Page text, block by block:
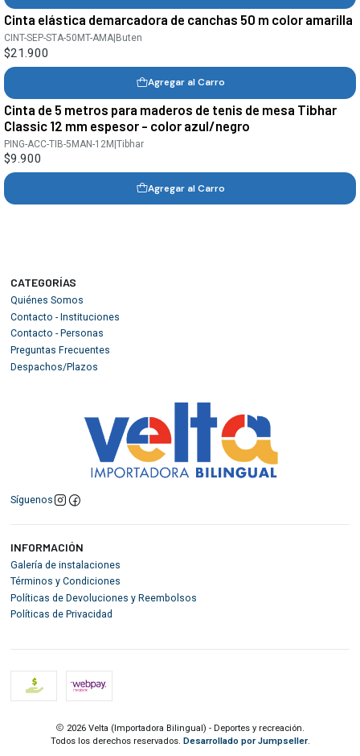
Cinta elástica demarcadora de canchas 50 m color amarilla
CINT-SEP-STA-50MT-AMA Buten
$21.900
Agregar al Carro
Cinta de 5 metros para maderos de tenis de mesa Tibhar
Classic 12 mm espesor - color azul/negro
PING-ACC-TIB-5MAN-12M|Tibhar
$9.900
Agregar al Carro
CATEGORÍAS
Quiénes Somos
Contacto - Instituciones
Contacto - Personas
Preguntas Frecuentes
Despachos/Plazos
Síguenos
INFORMACIÓN
Galería de instalaciones
Términos y Condiciones
Políticas de Devoluciones y Reembolsos
Políticas de Privacidad
2026 Velta (Importadora Bilingual) - Deportes y recreación.
Todos los derechos reservados. Desarrollado por Jumpseller.